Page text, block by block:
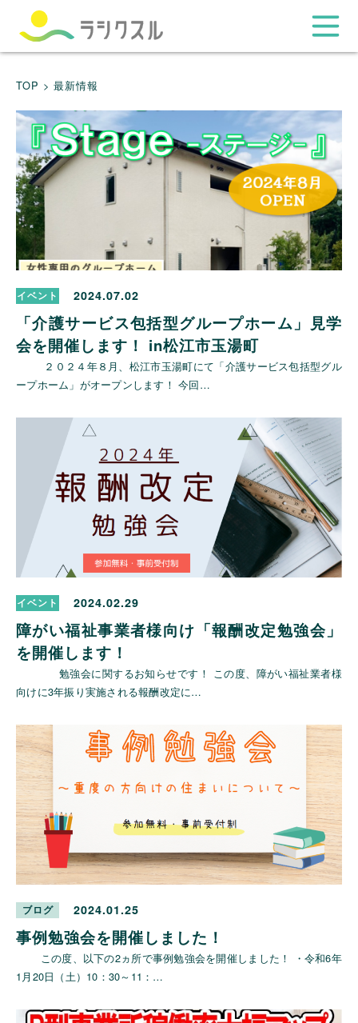
TOP > 最新情報
イベント 2024.07.02
「介護サービス包括型グループホーム」見学
会を開催します！ in松江市玉湯町
２０２４年８月、松江市玉湯町にて「介護サービス包括型グル
ープホーム」がオープンします！ 今回…
イベント 2024.02.29
障がい福祉事業者様向け「報酬改定勉強会」
を開催します！
勉強会に関するお知らせです！ この度、障がい福祉業者様
向けに3年振り実施される報酬改定に…
ブログ 2024.01.25
事例勉強会を開催しました！
この度、以下の2ヵ所で事例勉強会を開催しました！ ・令和6年
1月20日（土）10：30～11：…